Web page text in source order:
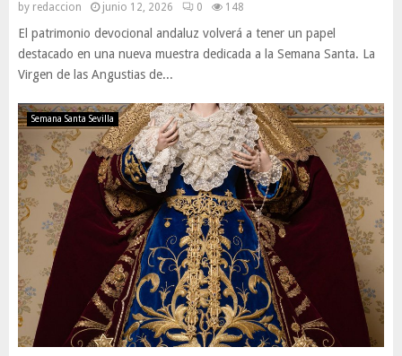
by redaccion junio 12, 2026 0 148
El patrimonio devocional andaluz volverá a tener un papel
destacado en una nueva muestra dedicada a la Semana Santa. La
Virgen de las Angustias de...
Semana Santa Sevilla